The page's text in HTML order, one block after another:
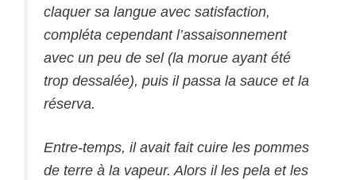
claquer sa langue avec satisfaction,
compléta cependant l’assaisonnement
avec un peu de sel (la morue ayant été
trop dessalée), puis il passa la sauce et la
réserva.
Entre-temps, il avait fait cuire les pommes
de terre à la vapeur. Alors il les pela et les